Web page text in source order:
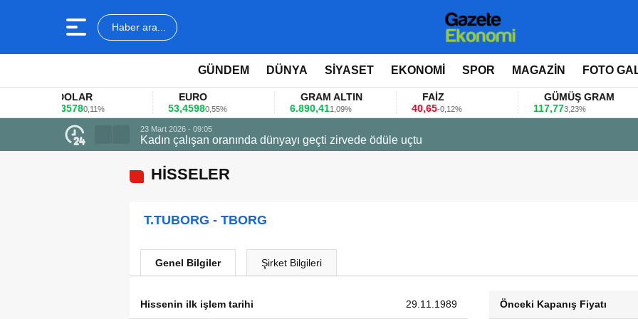
Haber ara...
GÜNDEM DÜNYA SİYASET EKONOMİ SPOR MAGAZİN FOTO
DOLAR
0,11%
EURO
53,45980,55%
GRAM ALTIN
6.890,411,09%
40,65-0,12%
GÜMÜŞ GRAM
117,773,23%
23 Mart 2026 - 09:05
Kadın çalışan oranında dünyayı geçti zirvede ödüle uçtu
HİSSELER
T.TUBORG - TBORG
Genel Bilgiler Şirket Bilgileri
Hissenin ilk işlem tarihi 29.11.1989 Önceki Kapanış Fiyatı